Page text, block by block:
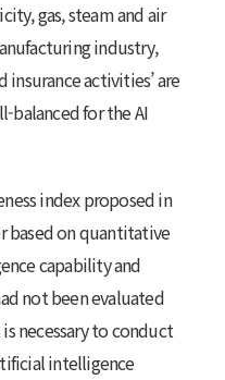
gas, steam and air
industry,
activities’ are
balanced for the AI
index proposed in
based on quantitative
capability and
not been evaluated
necessary to conduct
intelligence